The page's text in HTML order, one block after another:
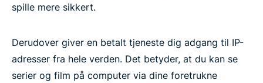
spille mere sikkert.
Derudover giver en betalt tjeneste dig adgang til IP-
adresser fra hele verden. Det betyder, at du kan se
serier og film på computer via dine foretrukne